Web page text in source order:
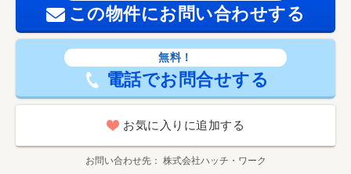
この物件にお問い合わせする
無料！
電話でお問合せする
お気に入りに追加する
お問い合わせ先
株式会社ハッチ・ワーク